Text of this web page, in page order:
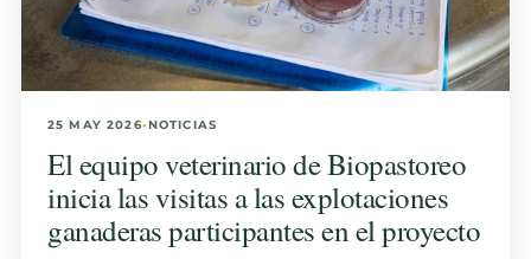
25 MAY 2026•NOTICIAS
El equipo veterinario de Biopastoreo
inicia las visitas a las explotaciones
ganaderas participantes en el proyecto